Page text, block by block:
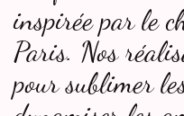
inspirée par le
Paris. Nos
pour sublimer